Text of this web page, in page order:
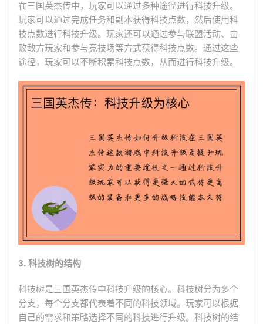
在三国英杰传中，玩家可以通过多种途径进行科技升级。
玩家可以通过完成任务和副本获得科技点数，然后使用科
技点数进行科技升级。玩家还可以通过参与联盟活动、击
败敌方玩家和参与竞技场等方式获得科技点数。通过这些
途径，玩家可以不断积累科技点数，从而进行科技升级。
3. 科技树的结构
科技树是三国英杰传中科技升级的核心。科技树分为多个
分支，每个分支都代表着不同的科技领域。玩家可以根据
自己的需求和策略选择不同的科技进行升级。科技树的结